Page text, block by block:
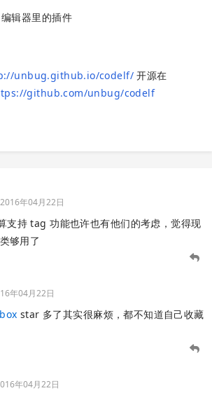
辑器里的插件
unbug.github.io/codelf/开源在
github.com/unbug/codelf
2016年04月22日
支持 tag 功能也许也有他们的考虑，觉得现
够用了
年04月22日
star 多了其实很麻烦，都不知道自己收藏
年04月22日